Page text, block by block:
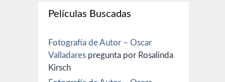
Películas Buscadas
Fotografía de Autor – Oscar
Valladares pregunta por Rosalinda
Kirsch